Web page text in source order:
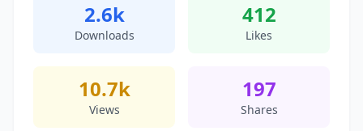
2.6k
Downloads
412
Likes
10.7k
Views
197
Shares